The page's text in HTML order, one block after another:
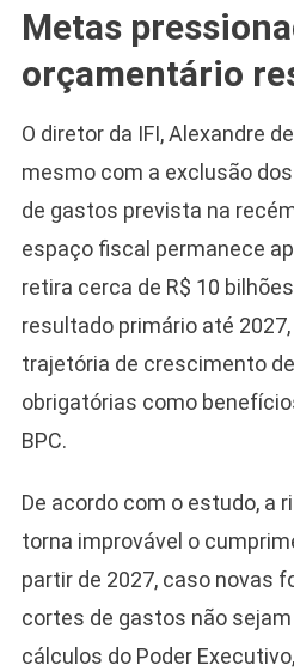
Metas
orçamentário
O diretor da IFI, Alexandre
mesmo com a exclusão
de gastos prevista na
espaço fiscal permanece
retira cerca de R$ 10
resultado primário até
trajetória de crescimento
obrigatórias como
BPC.
De acordo com o estudo, a
torna improvável o
partir de 2027, caso novas
cortes de gastos não
cálculos do Poder